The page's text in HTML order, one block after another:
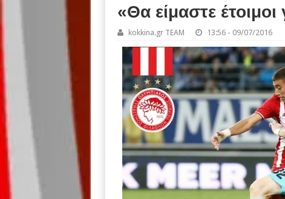
«Θα είμαστε
kokkina.gr TEAM 13:56 - 09/07/2016